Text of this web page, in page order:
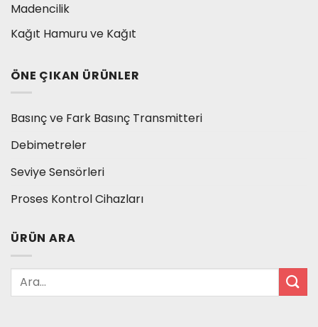
Madencilik
Kağıt Hamuru ve Kağıt
ÖNE ÇIKAN ÜRÜNLER
Basınç ve Fark Basınç Transmitteri
Debimetreler
Seviye Sensörleri
Proses Kontrol Cihazları
ÜRÜN ARA